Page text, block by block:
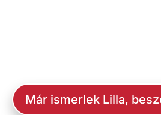
Már ismerlek Lilla,